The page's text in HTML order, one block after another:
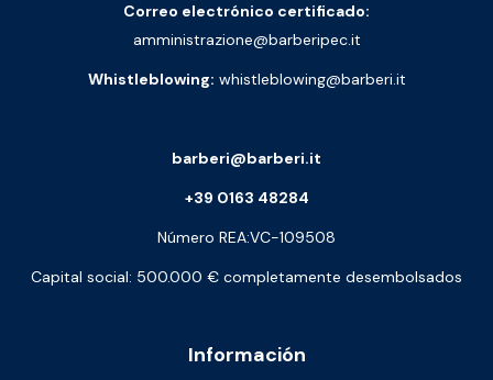
Correo electrónico certificado:
amministrazione@barberipec.it
Whistleblowing: whistleblowing@barberi.it
Información
barberi@barberi.it
+39 0163 48284
Número REA:VC-109508
Capital social: 500.000 € completamente desembolsados